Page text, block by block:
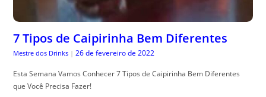
7 Tipos de Caipirinha Bem Diferentes
Mestre dos Drinks | 26 de fevereiro de 2022
Esta Semana Vamos Conhecer 7 Tipos de Caipirinha Bem Diferentes
que Você Precisa Fazer!